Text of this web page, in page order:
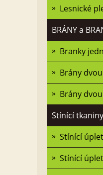
Lesnické
BRÁNY a
Branky
Brány
Brány
Stínící tkaniny
Stínící
Stínící